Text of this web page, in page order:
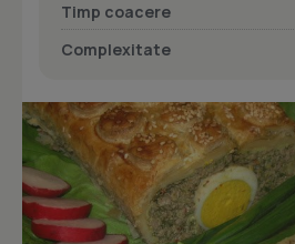
Timp coacere
Complexitate